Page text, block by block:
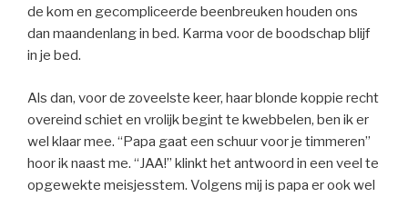
de kom en gecompliceerde beenbreuken houden ons
dan maandenlang in bed. Karma voor de boodschap blijf
in je bed.
Als dan, voor de zoveelste keer, haar blonde koppie recht
overeind schiet en vrolijk begint te kwebbelen, ben ik er
wel klaar mee. “Papa gaat een schuur voor je timmeren”
hoor ik naast me. “JAA!” klinkt het antwoord in een veel te
opgewekte meisjesstem. Volgens mij is papa er ook wel